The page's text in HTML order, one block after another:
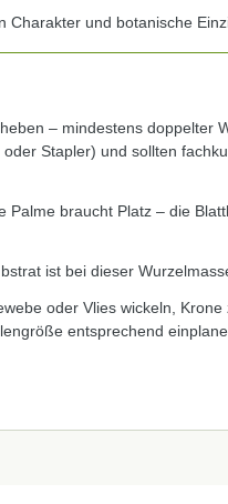
und botanische
– mindestens doppelter
Stapler) und sollten
braucht Platz – die
ist bei dieser
oder Vlies wickeln,
entsprechend